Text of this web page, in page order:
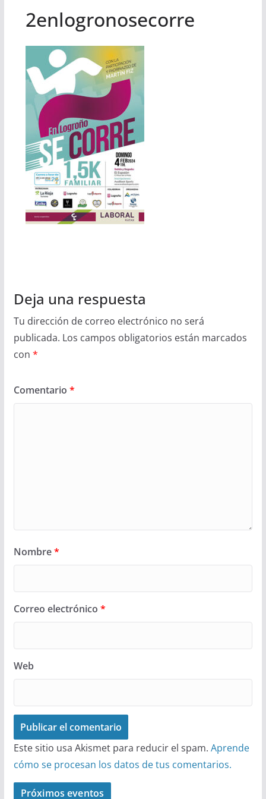
2enlogronosecorre
Deja una respuesta
Tu dirección de correo electrónico no será
publicada. Los campos obligatorios están marcados
con *
Comentario *
Nombre*
Correo electrónico *
Web
Este sitio usa Akismet para reducir el spam. Aprende
cómo se procesan los datos de tus comentarios.
Próximos eventos